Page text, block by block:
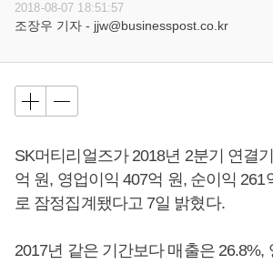
2018-08-07 18:51:57
조장우 기자 - jjw@businesspost.co.kr
SK머티리얼즈가 2018년 2분기 연결
억 원, 영업이익 407억 원, 순이익 261
로 잠정집계됐다고 7일 밝혔다.
2017년 같은 기간보다 매출은 26.8%,